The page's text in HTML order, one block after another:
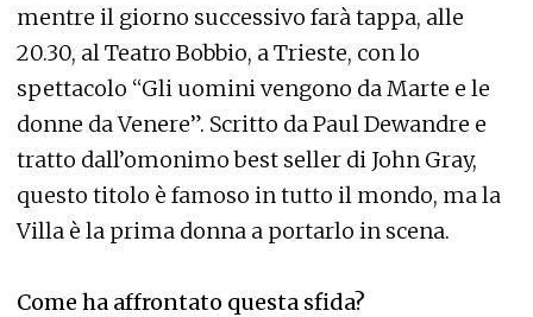
mentre il giorno successivo farà tappa, alle
20.30, al Teatro Bobbio, a Trieste, con lo
spettacolo “Gli uomini vengono da Marte e le
donne da Venere”. Scritto da Paul Dewandre e
tratto dall’omonimo best seller di John Gray,
questo titolo è famoso in tutto il mondo, ma la
Villa è la prima donna a portarlo in scena.
Come ha affrontato questa sfida?